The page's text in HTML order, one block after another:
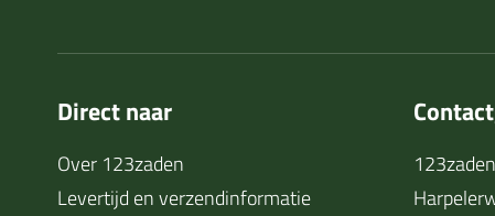
Direct naar
Over 123zaden
Levertijd en verzendinformatie